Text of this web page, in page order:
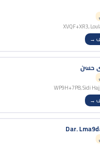
→
حسن
→
Dar.